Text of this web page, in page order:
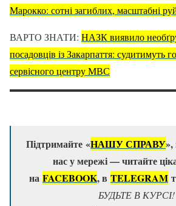
Марокко: сотні загиблих, масштабні
ВАРТО ЗНАТИ: НАЗК виявило
посадовців із Закарпаття: судитимуть
сервісного центру МВС
Підтримайте «НАШУ СПРАВУ»,
нас у мережі — читайте
на FACEBOOK, в TELEGRAM
БУДЬТЕ В КУРСІ!